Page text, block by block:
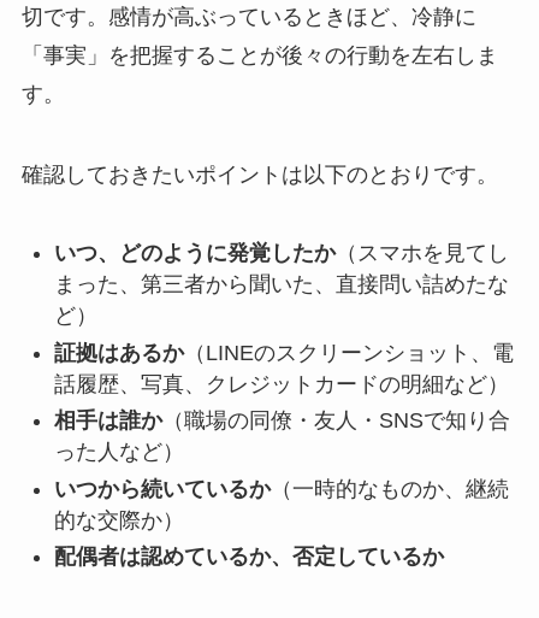
切です。感情が高ぶっているときほど、冷静に
「事実」を把握することが後々の行動を左右しま
す。
確認しておきたいポイントは以下のとおりです。
いつ、どのように発覚したか（スマホを見てし
まった、第三者から聞いた、直接問い詰めたな
ど）
証拠はあるか（LINEのスクリーンショット、電
話履歴、写真、クレジットカードの明細など）
相手は誰か（職場の同僚・友人・SNSで知り合
った人など）
いつから続いているか（一時的なものか、継続
的な交際か）
配偶者は認めているか、否定しているか